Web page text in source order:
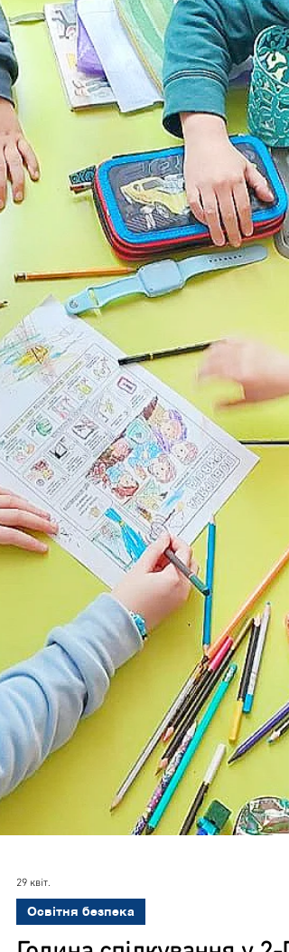
доби, а також обговорили важливість
дотрим